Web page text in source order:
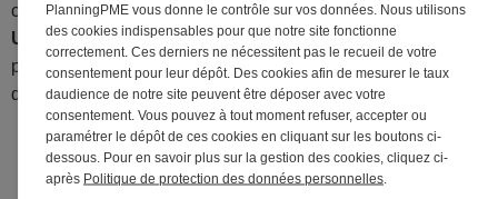
composants de précision, assistance
Utilisations du planning :
planification des interventions auprès des clients, gestion
des ressources, statistiques
PlanningPME vous donne le contrôle sur vos données. Nous utilisons
des cookies indispensables pour que notre site fonctionne
correctement. Ces derniers ne nécessitent pas le recueil de votre
consentement pour leur dépôt. Des cookies afin de mesurer le taux
daudience de notre site peuvent être déposer avec votre
consentement. Vous pouvez à tout moment refuser, accepter ou
paramétrer le dépôt de ces cookies en cliquant sur les boutons ci-
dessous. Pour en savoir plus sur la gestion des cookies, cliquez ci-
après Politique de protection des données personnelles